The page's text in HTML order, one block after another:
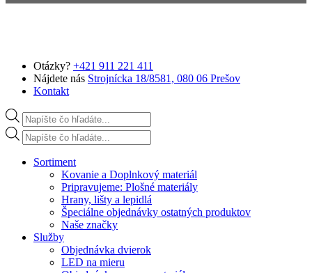
Otázky? +421 911 221 411
Nájdete nás Strojnícka 18/8581, 080 06 Prešov
Kontakt
Products search
Products search
Sortiment
Kovanie a Doplnkový materiál
Pripravujeme: Plošné materiály
Hrany, lišty a lepidlá
Špeciálne objednávky ostatných produktov
Naše značky
Služby
Objednávka dvierok
LED na mieru